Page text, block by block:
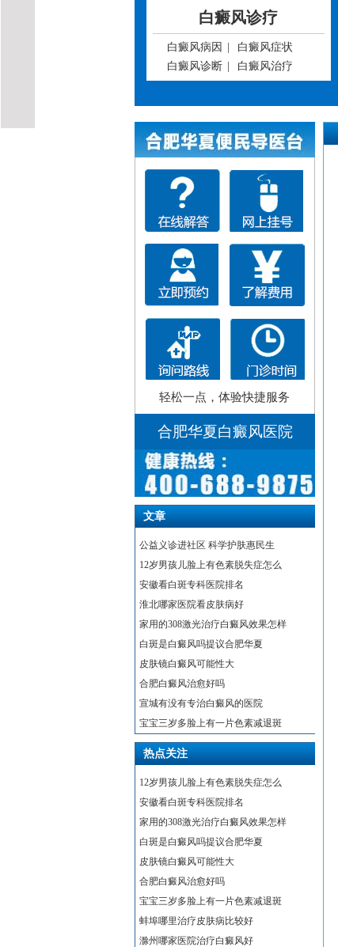
白癜风诊疗
白癜风病因
白癜风症状
白癜风诊断
白癜风治疗
轻松一点，体验快捷服务
合肥华夏白癜风医院
文章
公益义诊进社区 科学护肤惠民生
12岁男孩儿脸上有色素脱失症怎么
安徽看白斑专科医院排名
淮北哪家医院看皮肤病好
家用的308激光治疗白癜风效果怎样
白斑是白癜风吗提议合肥华夏
皮肤镜白癜风可能性大
合肥白癜风治愈好吗
宣城有没有专治白癜风的医院
宝宝三岁多脸上有一片色素减退斑
热点关注
12岁男孩儿脸上有色素脱失症怎么
安徽看白斑专科医院排名
家用的308激光治疗白癜风效果怎样
白斑是白癜风吗提议合肥华夏
皮肤镜白癜风可能性大
合肥白癜风治愈好吗
宝宝三岁多脸上有一片色素减退斑
蚌埠哪里治疗皮肤病比较好
滁州哪家医院治疗白癜风好